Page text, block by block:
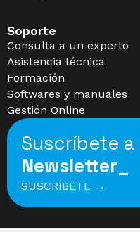
Soporte
Consulta a un experto
Asistencia técnica
Formación
Softwares y manuales
Gestión Online
Suscríbete
Newsletter_
SUSCRÍBETE →